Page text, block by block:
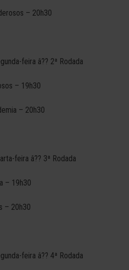
– 20h30
feira â?? 2ª Rodada
– 19h30
– 20h30
feira â?? 3ª Rodada
– 19h30
– 20h30
feira â?? 4ª Rodada